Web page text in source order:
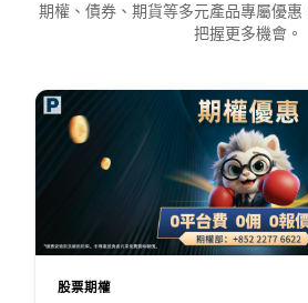
期權、債券、期貨等多元產品專屬優惠
把握更多機會。
股票期權